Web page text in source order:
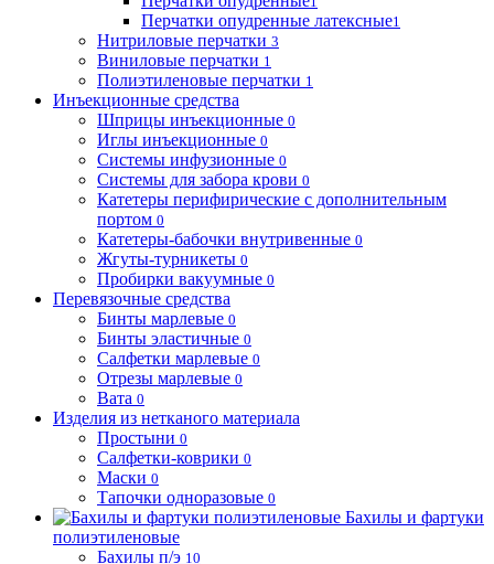
Перчатки опудренные латексные1
Нитриловые перчатки 3
Виниловые перчатки 1
Полиэтиленовые перчатки 1
Инъекционные средства
Шприцы инъекционные 0
Иглы инъекционные 0
Системы инфузионные 0
Системы для забора крови 0
Катетеры перифирические с дополнительным
портом 0
Катетеры-бабочки внутривенные 0
Жгуты-турникеты 0
Пробирки вакуумные 0
Перевязочные средства
Бинты марлевые 0
Бинты эластичные 0
Салфетки марлевые 0
Отрезы марлевые 0
Вата 0
Изделия из нетканого материала
Простыни 0
Салфетки-коврики 0
Маски 0
Тапочки одноразовые 0
Бахилы и фартуки
полиэтиленовые
Бахилы п/э 10